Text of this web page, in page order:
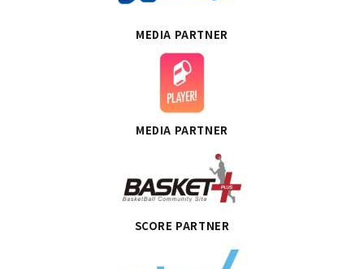
MEDIA PARTNER
MEDIA PARTNER
SCORE PARTNER